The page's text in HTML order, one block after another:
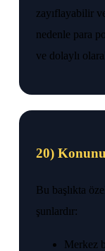
zayıflayabilir
nedenle para
ve dolaylı
20)
Bu başlıkta
şunlardır:
Merkez